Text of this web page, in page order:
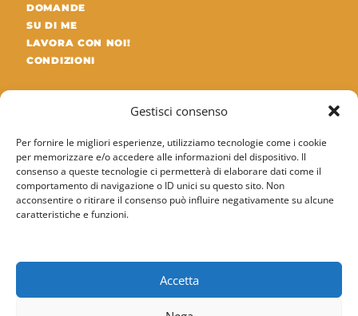
Gestisci consenso
Per fornire le migliori esperienze, utilizziamo tecnologie come i cookie
per memorizzare e/o accedere alle informazioni del dispositivo. Il
consenso a queste tecnologie ci permetterà di elaborare dati come il
comportamento di navigazione o ID unici su questo sito. Non
acconsentire o ritirare il consenso può influire negativamente su alcune
caratteristiche e funzioni.
Accetta
DOMANDE
SU DI ME
LAVORA CON NOI!
CONDIZIONI
ULTIMI ARTICOLI DEL BLOG
Differenza tra SAP MM e SAP WM: guida
completa
09/05/2026
SAP PP QM Quality Management): struttura
08/05/2026